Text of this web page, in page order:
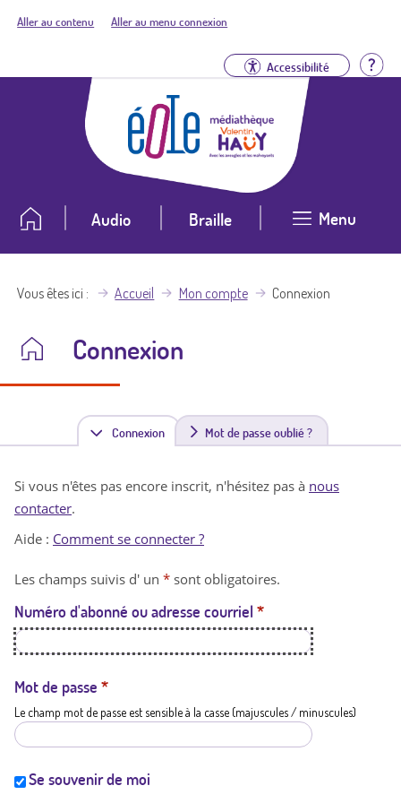
Aller au contenu Aller au menu connexion
Accessibilité
Audio Braille Menu
Vous êtes ici Accueil Mon compte Connexion
Connexion
Connexion(
n
t
a
t
i
Mot de passe oublié ?
Si vous n'êtes pas encore inscrit, n'hésitez pas à nous
contacter.
Aide : Comment se connecter ?
Les champs suivis d' un * sont obligatoires.
Numéro d'abonné ou adresse courriel *
Mot de passe *
Le champ mot de passe est sensible à la casse (majuscules / minuscules)
Se souvenir de moi